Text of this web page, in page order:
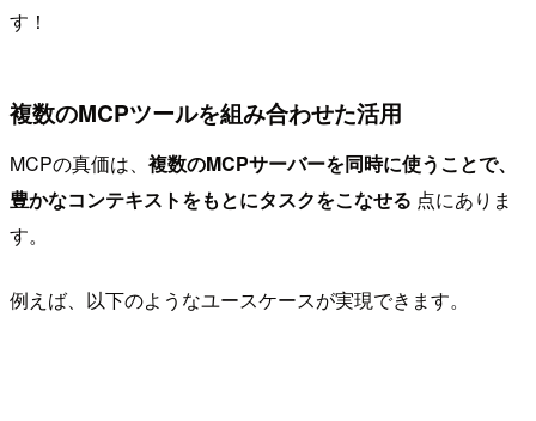
す！
複数のMCPツールを組み合わせた活用
MCPの真価は、 複数のMCPサーバーを同時に使うことで、
豊かなコンテキストをもとにタスクをこなせる 点にありま
す。
例えば、以下のようなユースケースが実現できます。